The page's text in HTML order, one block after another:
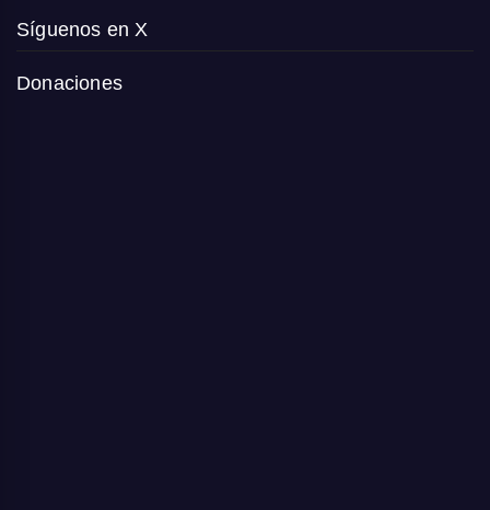
Síguenos en X
Donaciones